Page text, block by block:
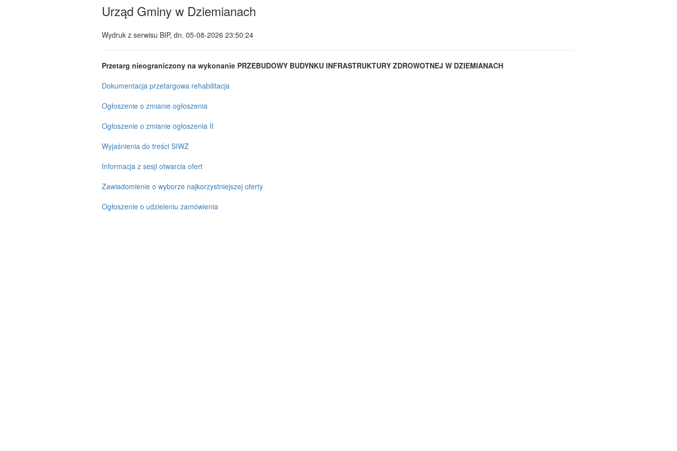
Urząd Gminy w Dziemianach
Wydruk z serwisu BIP, dn. 05-08-2026 23:50:24
Przetarg nieograniczony na wykonanie PRZEBUDOWY BUDYNKU INFRASTRUKTURY ZDROWOTNEJ W DZIEMIANACH
Dokumentacja przetargowa rehabilitacja
Ogłoszenie o zmianie ogłoszenia
Ogłoszenie o zmianie ogłoszenia II
Wyjaśnienia do treści SIWZ
Informacja z sesji otwarcia ofert
Zawiadomienie o wyborze najkorzystniejszej oferty
Ogłoszenie o udzieleniu zamówienia